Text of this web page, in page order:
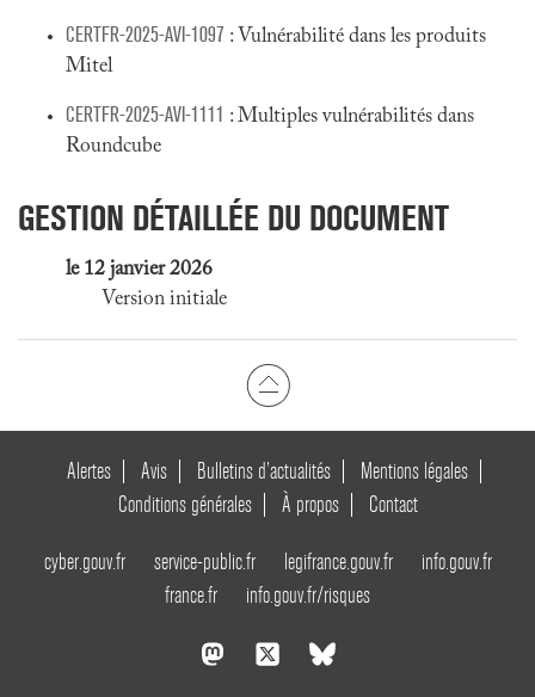
CERTFR-2025-AVI-1097 : Vulnérabilité dans les produits
Mitel
CERTFR-2025-AVI-1111 : Multiples vulnérabilités dans
Roundcube
GESTION DÉTAILLÉE DU DOCUMENT
le 12 janvier 2026
Version initiale
Alertes Avis Bulletins d’actualités
Mentions légales
Conditions générales
À propos Contact
cyber.gouv.fr service-public.fr legifrance.gouv.fr
info.gouv.fr
france.fr
info.gouv.fr/risques